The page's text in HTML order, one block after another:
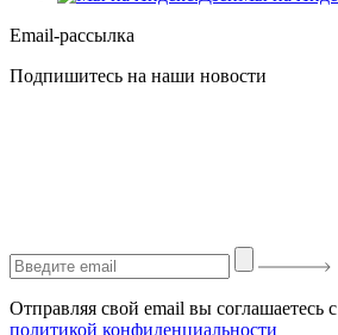
Email-рассылка
Подпишитесь на наши новости
Отправляя свой email вы соглашаетесь
политикой конфиденциальности